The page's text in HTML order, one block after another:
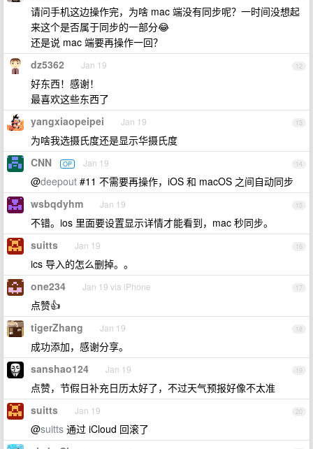
请问手机这边操作完，为啥 mac 端没有同步呢？一时间没想起
来这个是否属于同步的一部分😂
还是说 mac 端要再操作一回？
12
dz5362 Jan 19
好东西！感谢！
最喜欢这些东西了
13
yangxiaopeipei Jan 19
为啥我选摄氏度还是显示华摄氏度
14
CNN OP Jan 19
@deepout #11 不需要再操作，iOS 和 macOS 之间自动同步
15
wsbqdyhm Jan 19
不错。ios 里面要设置显示详情才能看到，mac 秒同步。
16
suitts Jan 19
ics 导入的怎么删掉。。
17
one234 Jan 19 via iPhone
点赞👍
18
tigerZhang Jan 19
成功添加，感谢分享。
19
sanshao124 Jan 19
点赞，节假日补充日历太好了，不过天气预报好像不太准
20
suitts Jan 19
@suitts 通过 iCloud 回滚了